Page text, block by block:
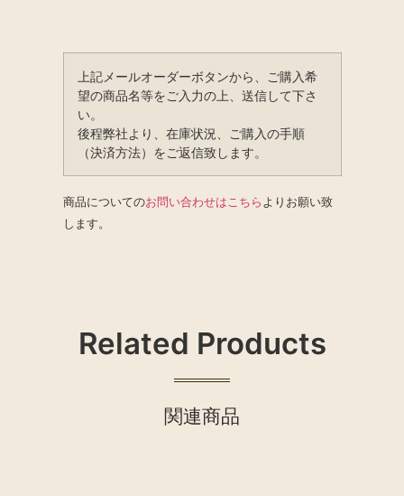
上記メールオーダーボタンから、ご購入希
望の商品名等をご入力の上、送信して下さ
い。
後程弊社より、在庫状況、ご購入の手順
（決済方法）をご返信致します。
商品についてのお問い合わせはこちら よりお願い致
します。
Related Products
関連商品